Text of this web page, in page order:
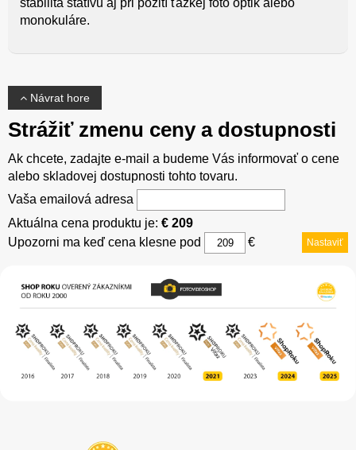
monokuláre.
Návrat hore
Strážiť zmenu ceny a dostupnosti
Ak chcete, zadajte e-mail a budeme Vás informovať o cene
alebo skladovej dostupnosti tohto tovaru.
Vaša emailová adresa
Aktuálna cena produktu je: € 209
Upozorni ma keď cena klesne pod
€ Nastaviť